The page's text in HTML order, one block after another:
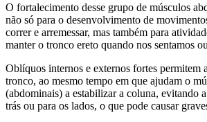
O fortalecimento desse grupo de músculos
não só para o desenvolvimento de
correr e arremessar, mas também para
manter o tronco ereto quando nos sentamos
Oblíquos internos e externos fortes permitem
tronco, ao mesmo tempo em que ajudam o
(abdominais) a estabilizar a coluna, evitando
trás ou para os lados, o que pode causar